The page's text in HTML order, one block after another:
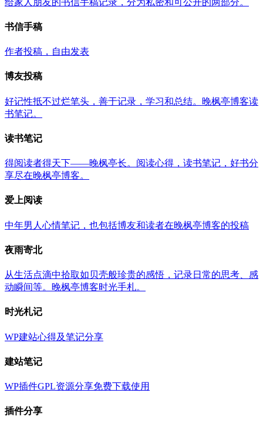
书信手稿
作者投稿，自由发表
博友投稿
好记性抵不过烂笔头，善于记录，学习和总结。晚枫亭博客读
书笔记。
读书笔记
得阅读者得天下——晚枫亭长。阅读心得，读书笔记，好书分
享尽在晚枫亭博客。
爱上阅读
中年男人心情笔记，也包括博友和读者在晚枫亭博客的投稿
夜雨寄北
从生活点滴中拾取如贝壳般珍贵的感悟，记录日常的思考、感
动瞬间等。晚枫亭博客时光手札。
时光札记
WP建站心得及笔记分享
建站笔记
WP插件GPL资源分享免费下载使用
插件分享